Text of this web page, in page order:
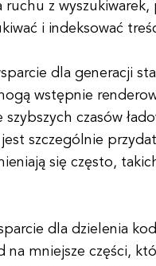
z wyszukiwarek,
i indeksować
dla generacji
wstępnie
czasów
szczególnie
się często,
dla dzielenia
mniejsze części,